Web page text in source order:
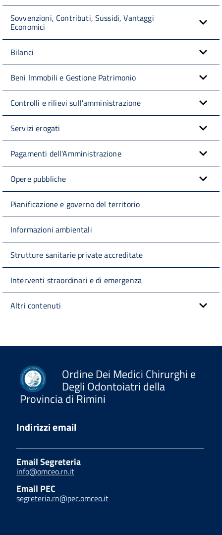
Sovvenzioni, Contributi, Sussidi, Vantaggi
Economici
Bilanci
Beni Immobili e Gestione Patrimonio
Controlli e rilievi sull'amministrazione
Servizi erogati
Pagamenti dell'Amministrazione
Opere pubbliche
Pianificazione e governo del territorio
Informazioni ambientali
Strutture sanitarie private accreditate
Interventi straordinari e di emergenza
Altri contenuti
Ordine Dei Medici Chirurghi e
Degli Odontoiatri della
Provincia di Rimini
Indirizzi email
Email Segreteria
info@omceo.rn.it
Email PEC
segreteria.rn@pec.omceo.it